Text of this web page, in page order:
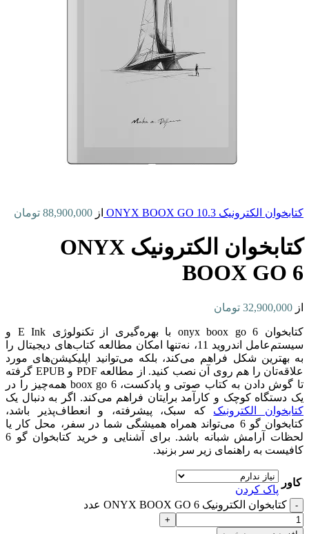
کتابخوان الکترونیک ONYX BOOX GO 10.3 از 88,900,000 تومان
کتابخوان الکترونیک ONYX
BOOX GO 6
از 32,900,000 تومان
کتابخوان onyx boox go 6 با بهره‌گیری از تکنولوژی E Ink و
سیستم‌عامل اندروید 11، نه‌تنها امکان مطالعه کتاب‌های دیجیتال را
به بهترین شکل فراهم می‌کند، بلکه می‌توانید اپلیکیشن‌های مورد
علاقه‌تان را هم روی آن نصب کنید. از مطالعه PDF و EPUB گرفته
تا گوش دادن به کتاب صوتی و پادکست، boox go 6 همه‌چیز را در
یک دستگاه کوچک و کارآمد برایتان فراهم می‌کند. اگر به دنبال یک
کتابخوان الکترونیک که سبک، پیشرفته، و انعطاف‌پذیر باشد،
کتابخوان گو 6 می‌تواند همراه همیشگی شما در سفر، محل کار یا
لحظات آرامش شبانه باشد. برای آشنایی و خرید کتابخوان گو 6
کافیست به راهنمای زیر سر بزنید.
کاور
پاک کردن
کتابخوان الکترونیک ONYX BOOX GO 6 عدد